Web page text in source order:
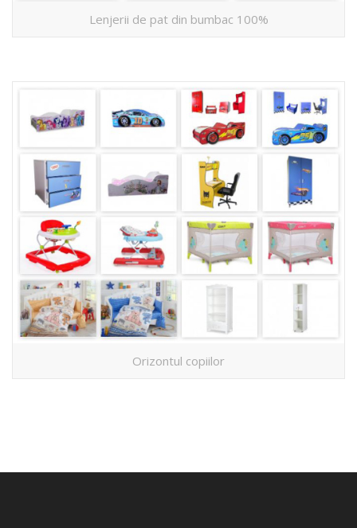
Lenjerii de pat din bumbac 100%
Orizontul copiilor